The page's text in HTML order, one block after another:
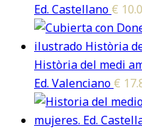
Ed. Castellano €
Història del medi
Ed. Valenciano €